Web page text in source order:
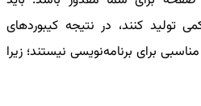
تولید کنند، در نتیجه کیبوردهای
برای برنامه‌نویسی نیستند؛ زیرا